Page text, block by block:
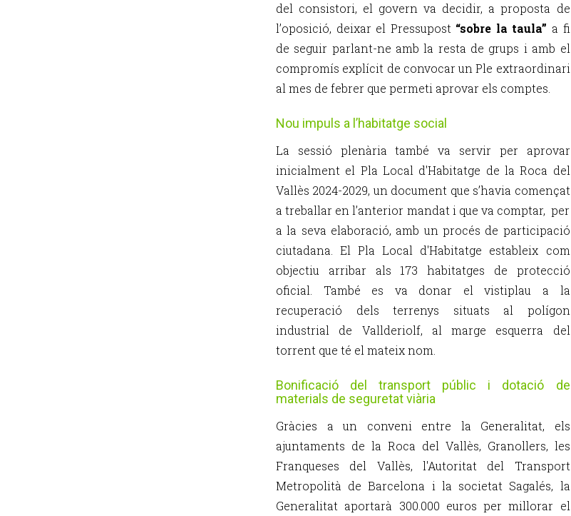
del consistori, el govern va decidir, a proposta de
l’oposició, deixar el Pressupost “sobre la taula” a fi
de seguir parlant-ne amb la resta de grups i amb el
compromís explícit de convocar un Ple extraordinari
al mes de febrer que permeti aprovar els comptes.
Nou impuls a l’habitatge social
La sessió plenària també va servir per aprovar
inicialment el Pla Local d'Habitatge de la Roca del
Vallès 2024-2029, un document que s’havia començat
a treballar en l’anterior mandat i que va comptar, per
a la seva elaboració, amb un procés de participació
ciutadana. El Pla Local d'Habitatge estableix com
objectiu arribar als 173 habitatges de protecció
oficial. També es va donar el vistiplau a la
recuperació dels terrenys situats al polígon
industrial de Vallderiolf, al marge esquerra del
torrent que té el mateix nom.
Bonificació del transport públic i dotació de
materials de seguretat viària
Gràcies a un conveni entre la Generalitat, els
ajuntaments de la Roca del Vallès, Granollers, les
Franqueses del Vallès, l'Autoritat del Transport
Metropolità de Barcelona i la societat Sagalés, la
Generalitat aportarà 300.000 euros per millorar el